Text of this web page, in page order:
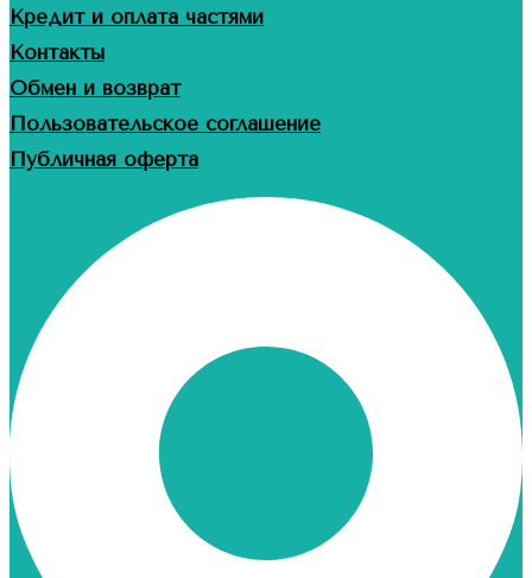
Кредит и оплата частями
Контакты
Обмен и возврат
Пользовательское соглашение
Публичная оферта